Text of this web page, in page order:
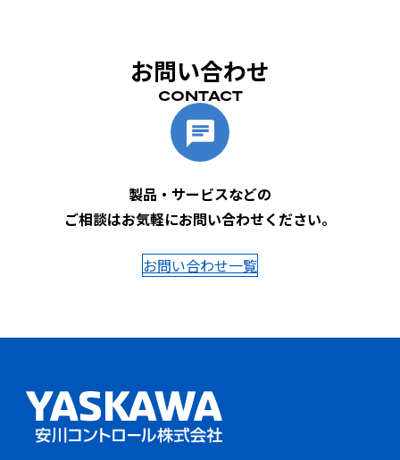
お問い合わせ
CONTACT
製品・サービスなどの
ご相談はお気軽にお問い合わせください。
お問い合わせ一覧